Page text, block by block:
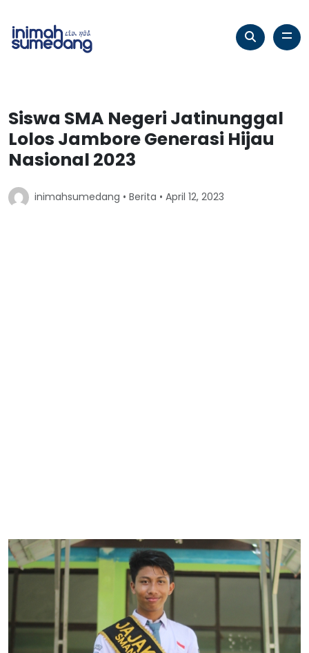
Siswa SMA Negeri Jatinunggal
Lolos Jambore Generasi Hijau
Nasional 2023
inimahsumedang • Berita • April 12, 2023